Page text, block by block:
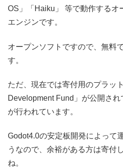
OS」「Haiku」 等で動作するオ
エンジンです。
オープンソフトですので、無料
す。
ただ、現在では寄付用のプラッ
Development Fund」が公開さ
が行われています。
Godot4.0の安定板開発によって
うなので、余裕がある方は寄付
ね。